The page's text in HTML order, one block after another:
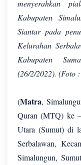
menyerahkan
Kabupaten
Siantar pada
Kelurahan
Kabupaten
(26/2/2022). (Foto :
(Matra,
Quran (MTQ) ke
Utara (Sumut) di
Serbalawan,
Simalungun,